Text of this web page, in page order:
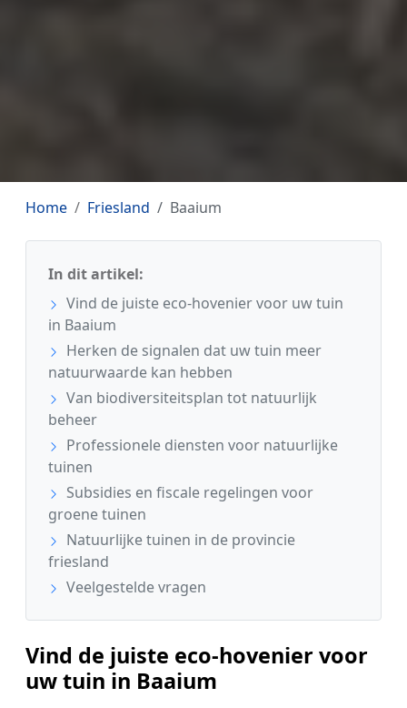
Home Friesland Baaium
In dit artikel:
Vind de juiste eco-hovenier voor uw tuin
in Baaium
Herken de signalen dat uw tuin meer
natuurwaarde kan hebben
Van biodiversiteitsplan tot natuurlijk
beheer
Professionele diensten voor natuurlijke
tuinen
Subsidies en fiscale regelingen voor
groene tuinen
Natuurlijke tuinen in de provincie
friesland
Veelgestelde vragen
Vind de juiste eco-hovenier voor
uw tuin in Baaium